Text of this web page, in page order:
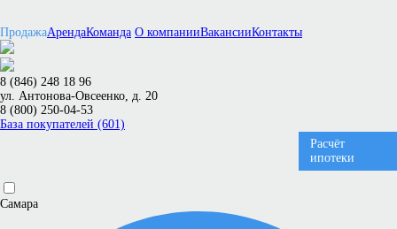
ПродажаАрендаКоманда О компанииВакансииКонтакты
8 (846) 248 18 96
ул. Антонова-Овсеенко, д. 20
8 (800) 250-04-53
База покупателей (601)
Расчёт
ипотеки
Самара